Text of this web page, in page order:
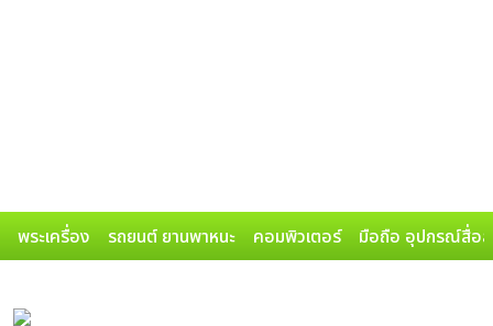
พระเครื่อง รถยนต์ ยานพาหนะ คอมพิวเตอร์ มือถือ อุปกรณ์สื่อส